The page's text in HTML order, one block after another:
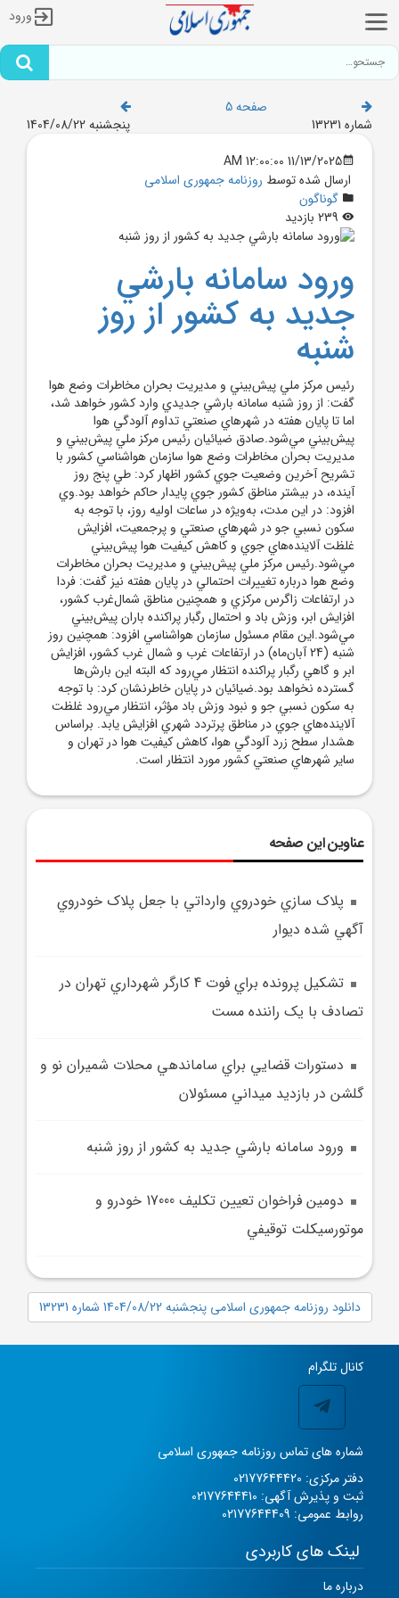
ورود
صفحه 5
شماره 13231
پنجشنبه 1404/08/22
11/13/2025 12:00:00 AM
ارسال شده توسط روزنامه جمهوری اسلامی
گوناگون
ورود سامانه بارشي
جديد به کشور از روز
شنبه
رئيس مرکز ملي پيش‌بيني و مديريت بحران مخاطرات وضع هوا
گفت: از روز شنبه سامانه بارشي جديدي وارد کشور خواهد شد،
اما تا پايان هفته در شهرهاي صنعتي تداوم آلودگي هوا
پيش‌بيني مي‌شود.صادق ضيائيان رئيس مرکز ملي پيش‌بيني و
مديريت بحران مخاطرات وضع هوا سازمان هواشناسي کشور با
تشريح آخرين وضعيت جوي کشور اظهار کرد: طي پنج روز
آينده، در بيشتر مناطق کشور جوي پايدار حاکم خواهد بود.وي
افزود: در اين مدت، به‌ويژه در ساعات اوليه روز، با توجه به
سکون نسبي جو در شهرهاي صنعتي و پرجمعيت، افزايش
غلظت آلاينده‌هاي جوي و کاهش کيفيت هوا پيش‌بيني
مي‌شود.رئيس مرکز ملي پيش‌بيني و مديريت بحران مخاطرات
وضع هوا درباره تغييرات احتمالي در پايان هفته نيز گفت: فردا
در ارتفاعات زاگرس مرکزي و همچنين مناطق شمال‌غرب کشور،
افزايش ابر، وزش باد و احتمال رگبار پراکنده باران پيش‌بيني
مي‌شود.اين مقام مسئول سازمان هواشناسي افزود: همچنين روز
شنبه (24 آبان‌ماه) در ارتفاعات غرب و شمال غرب کشور، افزايش
ابر و گاهي رگبار پراکنده انتظار مي‌رود که البته اين بارش‌ها
گسترده نخواهد بود.ضيائيان در پايان خاطرنشان کرد: با توجه
به سکون نسبي جو و نبود وزش باد مؤثر، انتظار مي‌رود غلظت
آلاينده‌هاي جوي در مناطق پرتردد شهري افزايش يابد. براساس
هشدار سطح زرد آلودگي هوا، کاهش کيفيت هوا در تهران و
ساير شهرهاي صنعتي کشور مورد انتظار است.
عناوین این صفحه
پلاک سازي خودروي وارداتي با جعل پلاک خودروي
آگهي شده ديوار
تشکيل پرونده براي فوت 4 کارگر شهرداري تهران در
تصادف با يک راننده مست
دستورات قضايي براي ساماندهي محلات شميران نو و
گلشن در بازديد ميداني مسئولان
ورود سامانه بارشي جديد به کشور از روز شنبه
دومين فراخوان تعيين تکليف 17000 خودرو و
موتورسيکلت توقيفي
دانلود روزنامه جمهوری اسلامی پنجشنبه 1404/08/22 شماره 13231
کانال تلگرام
شماره های تماس روزنامه جمهوری اسلامی
دفتر مرکزی: 02177644420
ثبت و پذیرش آگهی: 02177644410
روابط عمومی: 02177644409
لینک های کاربردی
درباره ما